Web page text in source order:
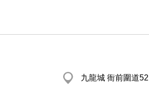
九龍城 衙前圍道52